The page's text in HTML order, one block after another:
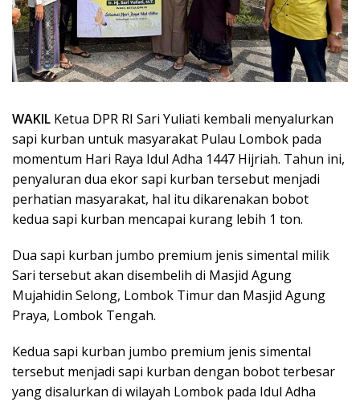
WAKIL Ketua DPR RI Sari Yuliati kembali menyalurkan
sapi kurban untuk masyarakat Pulau Lombok pada
momentum Hari Raya Idul Adha 1447 Hijriah. Tahun ini,
penyaluran dua ekor sapi kurban tersebut menjadi
perhatian masyarakat, hal itu dikarenakan bobot
kedua sapi kurban mencapai kurang lebih 1 ton.
Dua sapi kurban jumbo premium jenis simental milik
Sari tersebut akan disembelih di Masjid Agung
Mujahidin Selong, Lombok Timur dan Masjid Agung
Praya, Lombok Tengah.
Kedua sapi kurban jumbo premium jenis simental
tersebut menjadi sapi kurban dengan bobot terbesar
yang disalurkan di wilayah Lombok pada Idul Adha